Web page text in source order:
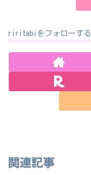
riritabiをフォローする
関連記事